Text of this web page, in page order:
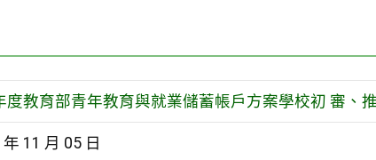
度教育部青年教育與就業儲蓄帳戶方案學校初 審、
11 月 05 日